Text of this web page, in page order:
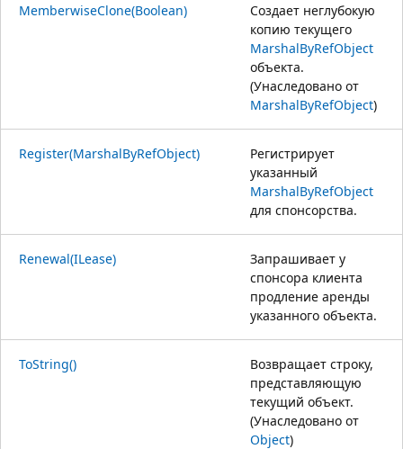
MemberwiseClone(Boolean)
Создает неглубокую
копию текущего
MarshalByRefObject
объекта.
(Унаследовано от
MarshalByRefObject)
Register(MarshalByRefObject)
Регистрирует
указанный
MarshalByRefObject
для спонсорства.
Renewal(ILease)
Запрашивает у
спонсора клиента
продление аренды
указанного объекта.
ToString()
Возвращает строку,
представляющую
текущий объект.
(Унаследовано от
Object)